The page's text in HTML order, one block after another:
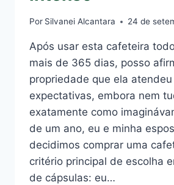
Por Silvanei Alcantara 24 de
Após usar esta cafeteira
mais de 365 dias, posso
propriedade que ela
expectativas, embora nem
exatamente como
de um ano, eu e minha
decidimos comprar uma
critério principal de escolha
de cápsulas: eu…